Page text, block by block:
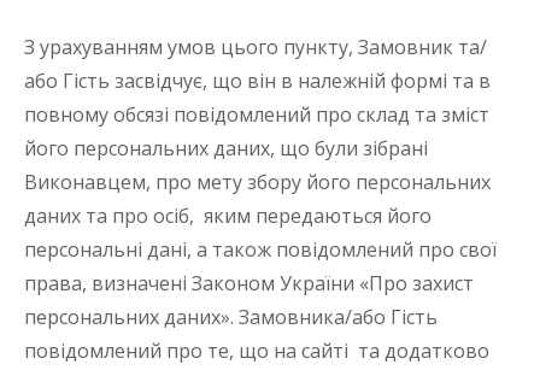
З урахуванням умов цього пункту, Замовник та/
або Гість засвідчує, що він в належній формі та в
повному обсязі повідомлений про склад та зміст
його персональних даних, що були зібрані
Виконавцем, про мету збору його персональних
даних та про осіб, яким передаються його
персональні дані, а також повідомлений про свої
права, визначені Законом України «Про захист
персональних даних». Замовника/або Гість
повідомлений про те, що на сайті та додатково